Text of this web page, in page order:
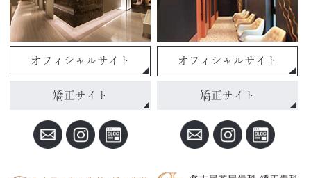
オフィシャルサイト
矯正サイト
オフィシャルサイト
矯正サイト